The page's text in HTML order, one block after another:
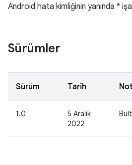
Android hata kimliğinin yanında *
Sürümler
Sürüm Tarih
1.0
5 Aralık
2022